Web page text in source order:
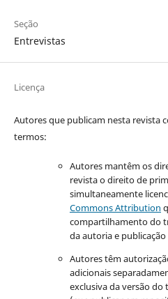
Seção
Entrevistas
Licença
Autores que publicam nesta revista
termos:
Autores mantêm os
revista o direito de
simultaneamente
Commons Attribution
compartilhamento do
da autoria e
Autores têm
adicionais
exclusiva da versão